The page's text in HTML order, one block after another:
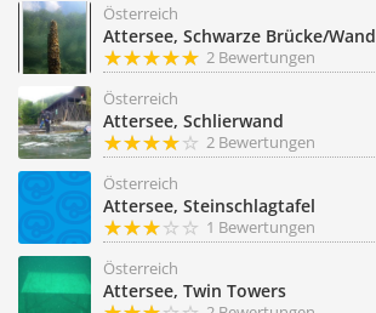
Österreich
Attersee, Schwarze Brücke/Wand
2 Bewertungen
Österreich
Attersee, Schlierwand
2 Bewertungen
Österreich
Attersee, Steinschlagtafel
1 Bewertungen
Österreich
Attersee, Twin Towers